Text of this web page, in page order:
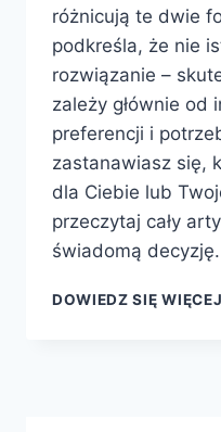
różnicują te dwie
podkreśla, że nie
rozwiązanie –
zależy głównie od
preferencji i
zastanawiasz się,
dla Ciebie lub
przeczytaj cały
świadomą decyzję.
DOWIEDZ SIĘ WIĘCEJ